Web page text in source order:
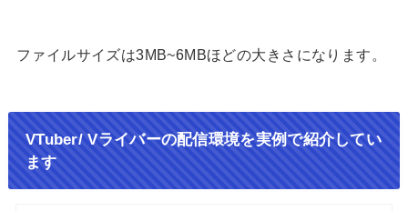
ファイルサイズは3MB~6MBほどの大きさになります。
VTuber/ Vライバーの配信環境を実例で紹介してい
ます